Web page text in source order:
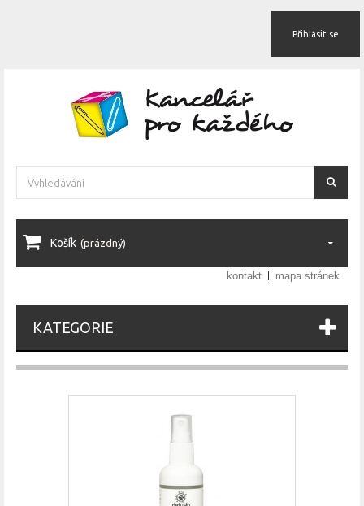
Přihlásit se
Košík (prázdný)
kontakt mapa stránek
KATEGORIE